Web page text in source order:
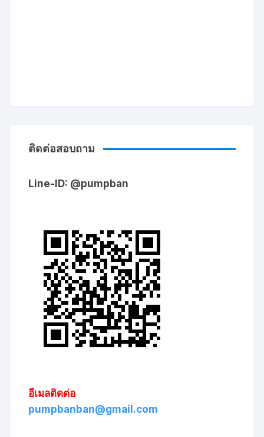
ติดต่อสอบถาม
Line-ID: @pumpban
อีเมลติดต่อ
pumpbanban@gmail.com